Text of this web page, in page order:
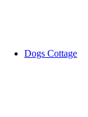
Dogs Cottage